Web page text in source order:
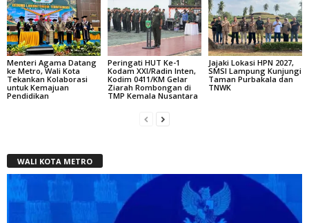
Menteri Agama Datang
ke Metro, Wali Kota
Tekankan Kolaborasi
untuk Kemajuan
Pendidikan
Peringati HUT Ke-1
Kodam XXI/Radin Inten,
Kodim 0411/KM Gelar
Ziarah Rombongan di
TMP Kemala Nusantara
Jajaki Lokasi HPN 2027,
SMSI Lampung Kunjungi
Taman Purbakala dan
TNWK
WALI KOTA METRO